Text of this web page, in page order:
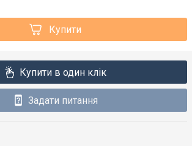
Купити
Купити в один клік
Задати питання